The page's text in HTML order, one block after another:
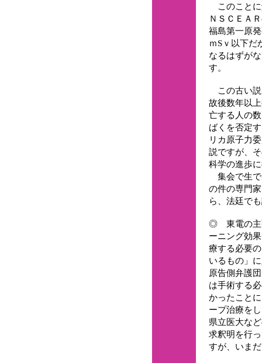
このことに
ＮＳＣＥＡ
福島第一原
ｍSｖ以下だ
なるはずが
す。
この古い説
故後数年以
亡する人の
ばくを否定
リカ原子力
説ですが、
科学の進歩
集会で生で
の件の専門
ら、法廷で
◎ 東電の主
ーニング効
療する必要
いるもの」
原告側弁護
は手術する
かったこと
ープ治療を
県立医大な
求釈明を行
すが、いま